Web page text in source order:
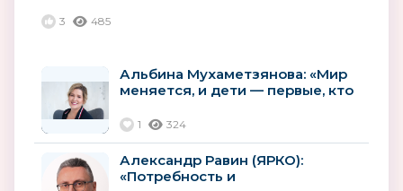
3 485
Альбина Мухаметзянова: «Мир
меняется, и дети — первые, кто
1 324
Александр Равин (ЯРКО):
«Потребность и